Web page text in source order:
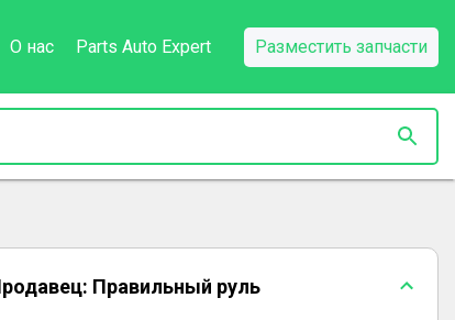
О нас Parts Auto Expert Разместить запчасти
Правильный руль